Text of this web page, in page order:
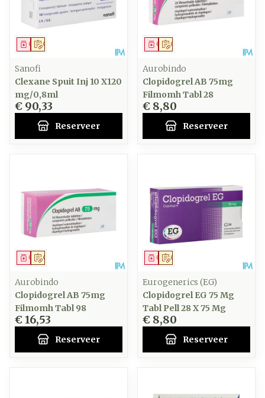
Op voorschrift
Geneesmiddel
Sanofi
Clexane Spuit Inj 10 X120
mg/0,8ml
€ 90,33
Reserveer
Op voorschrift
Geneesmiddel
Aurobindo
Clopidogrel AB 75mg
Filmomh Tabl 28
€ 8,80
Reserveer
Op voorschrift
Geneesmiddel
Aurobindo
Clopidogrel AB 75mg
Filmomh Tabl 98
€ 16,53
Reserveer
Op voorschrift
Geneesmiddel
Eurogenerics (EG)
Clopidogrel EG 75 Mg
Tabl Pell 28 X 75 Mg
€ 8,80
Reserveer